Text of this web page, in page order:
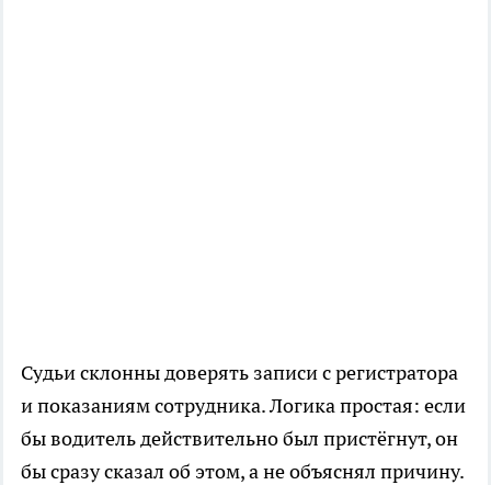
Судьи склонны доверять записи с регистратора
и показаниям сотрудника. Логика простая: если
бы водитель действительно был пристёгнут, он
бы сразу сказал об этом, а не объяснял причину.